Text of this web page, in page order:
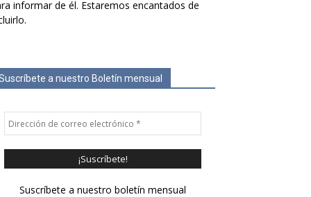
informar de él. Estaremos encantados de
a nuestro Boletín mensual
Suscríbete a nuestro boletín mensual